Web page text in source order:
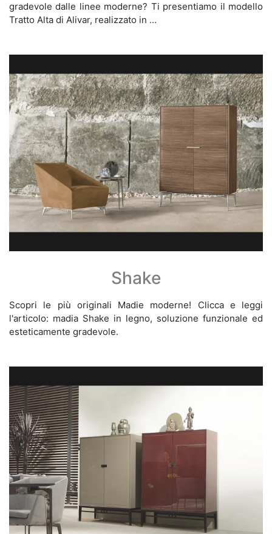
gradevole dalle linee moderne? Ti presentiamo il modello
Tratto Alta di Alivar, realizzato in ...
Shake
Scopri le più originali Madie moderne! Clicca e leggi
l'articolo: madia Shake in legno, soluzione funzionale ed
esteticamente gradevole.